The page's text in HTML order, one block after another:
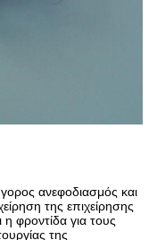
ανεφοδιασμός και
της επιχείρησης
φροντίδα για τους
της